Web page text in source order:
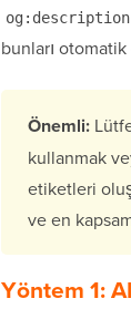
og:description
bunları
Önemli:
kullanmak
etiketleri
ve en
Yöntem 1: